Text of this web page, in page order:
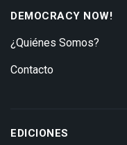
DEMOCRACY NOW!
¿Quiénes Somos?
Contacto
EDICIONES